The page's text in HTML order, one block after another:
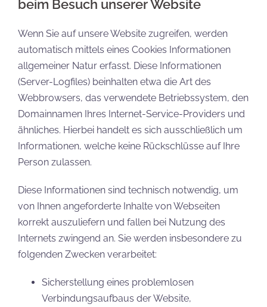
beim Besuch unserer Website
Wenn Sie auf unsere Website zugreifen, werden
automatisch mittels eines Cookies Informationen
allgemeiner Natur erfasst. Diese Informationen
(Server-Logfiles) beinhalten etwa die Art des
Webbrowsers, das verwendete Betriebssystem, den
Domainnamen Ihres Internet-Service-Providers und
ähnliches. Hierbei handelt es sich ausschließlich um
Informationen, welche keine Rückschlüsse auf Ihre
Person zulassen.
Diese Informationen sind technisch notwendig, um
von Ihnen angeforderte Inhalte von Webseiten
korrekt auszuliefern und fallen bei Nutzung des
Internets zwingend an. Sie werden insbesondere zu
folgenden Zwecken verarbeitet:
Sicherstellung eines problemlosen
Verbindungsaufbaus der Website,